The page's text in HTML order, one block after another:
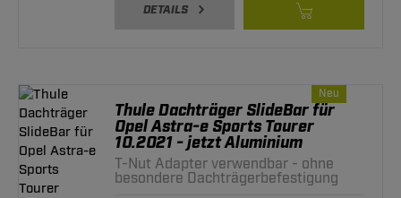
DETAILS
Neu
Thule Dachträger SlideBar für
Opel Astra-e Sports Tourer
10.2021 - jetzt Aluminium
T-Nut Adapter verwendbar - ohne
besondere Dachträgerbefestigung